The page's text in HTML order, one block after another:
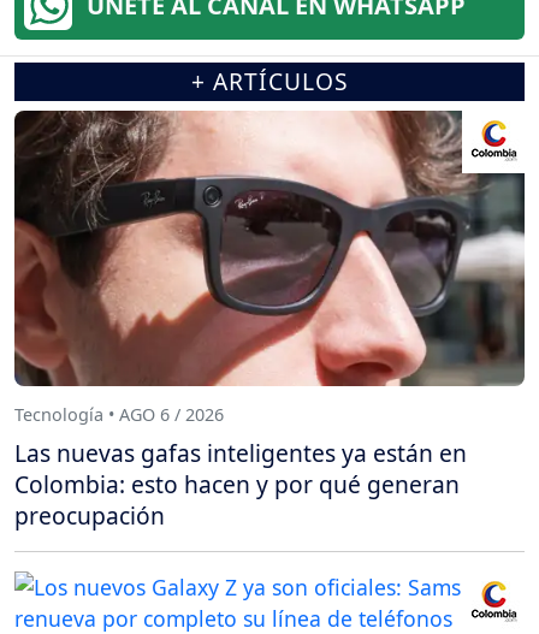
+ ARTÍCULOS
Tecnología • AGO 6 / 2026
Las nuevas gafas inteligentes ya están en
Colombia: esto hacen y por qué generan
preocupación